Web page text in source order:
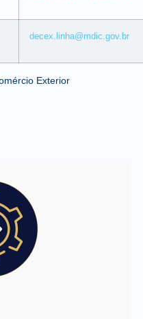
decex.linha@mdic.gov.br
Exterior